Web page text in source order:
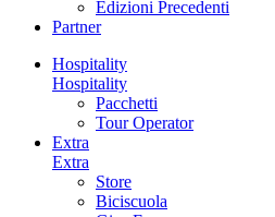
Edizioni Precedenti
Partner
Hospitality
Hospitality
Pacchetti
Tour Operator
Extra
Extra
Store
Biciscuola